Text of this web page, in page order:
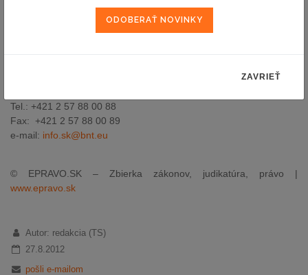
Tel.: +421 2 57 88 00 88
Fax: +421 2 57 88 00 89
e-mail: info.sk@bnt.eu
© EPRAVO.SK – Zbierka zákonov, judikatúra, právo |
www.epravo.sk
Autor: redakcia (TS)
27.8.2012
pošli e-mailom
ZAVRIEŤ